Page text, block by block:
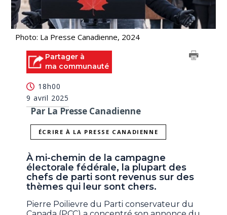
Photo: La Presse Canadienne, 2024
Partager à
ma communauté
18h00
9 avril 2025
Par La Presse Canadienne
ÉCRIRE À LA PRESSE CANADIENNE
À mi-chemin de la campagne
électorale fédérale, la plupart des
chefs de parti sont revenus sur des
thèmes qui leur sont chers.
Pierre Poilievre du Parti conservateur du